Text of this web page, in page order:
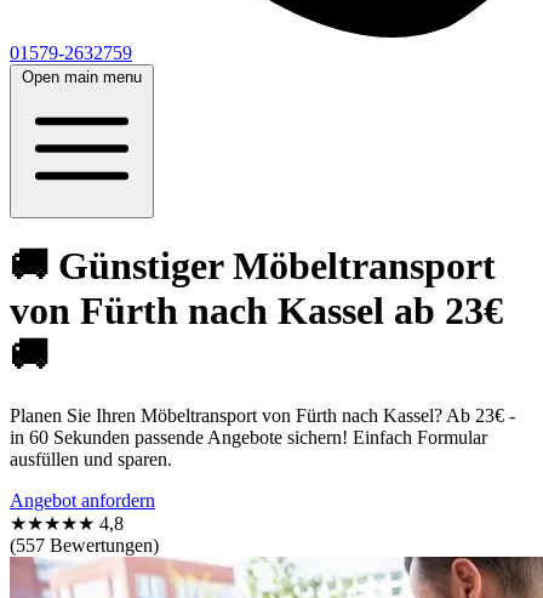
01579-2632759
Open main menu
🚚 Günstiger Möbeltransport
von Fürth nach Kassel ab 23€
🚚
Planen Sie Ihren Möbeltransport von Fürth nach Kassel? Ab 23€ -
in 60 Sekunden passende Angebote sichern! Einfach Formular
ausfüllen und sparen.
Angebot anfordern
★★★★★ 4,8
(557 Bewertungen)